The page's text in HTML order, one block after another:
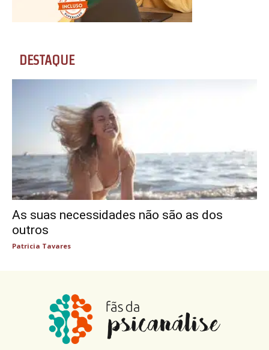
DESTAQUE
As suas necessidades não são as dos
outros
Patricia Tavares